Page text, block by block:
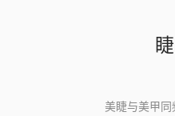
美睫与美甲同